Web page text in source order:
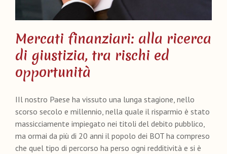
Mercati finanziari: alla ricerca
di giustizia, tra rischi ed
opportunità
IIl nostro Paese ha vissuto una lunga stagione, nello
scorso secolo e millennio, nella quale il risparmio è stato
massicciamente impiegato nei titoli del debito pubblico,
ma ormai da più di 20 anni il popolo dei BOT ha compreso
che quel tipo di percorso ha perso ogni redditività e si è